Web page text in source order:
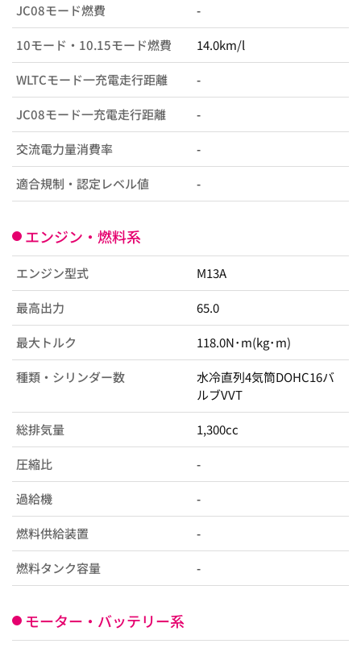
JC08モード燃費 -
10モード・10.15モード燃費 14.0km/l
WLTCモード一充電走行距離 -
JC08モード一充電走行距離 -
交流電力量消費率 -
適合規制・認定レベル値 -
エンジン・燃料系
エンジン型式 M13A
最高出力 65.0
最大トルク 118.0N･m(kg･m)
種類・シリンダー数
水冷直列4気筒DOHC16バ
ルブVVT
総排気量 1,300cc
圧縮比 -
過給機 -
燃料供給装置 -
燃料タンク容量 -
モーター・バッテリー系